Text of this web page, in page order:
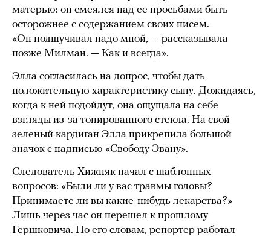
матерью: он смеялся над ее просьбами быть
осторожнее с содержанием своих писем.
«Он подшучивал надо мной, — рассказывала
позже Милман. — Как и всегда».
Элла согласилась на допрос, чтобы дать
положительную характеристику сыну. Дожидаясь,
когда к ней подойдут, она ощущала на себе
взгляды из-за тонированного стекла. На свой
зеленый кардиган Элла прикрепила большой
значок с надписью «Свободу Эвану».
Следователь Хижняк начал с шаблонных
вопросов: «Были ли у вас травмы головы?
Принимаете ли вы какие-нибудь лекарства?»
Лишь через час он перешел к прошлому
Гершковича. По его словам, репортер работал